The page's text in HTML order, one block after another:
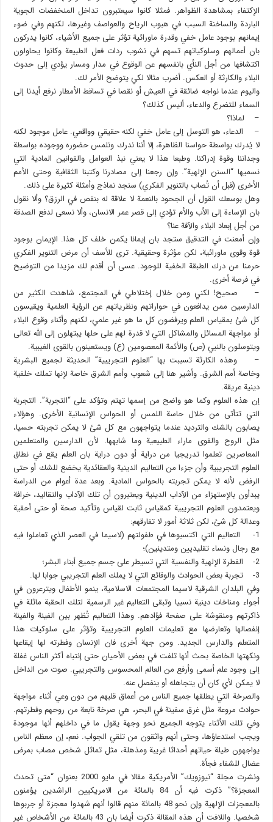
الإكتفاء بمشاهدة الظواهر. فمثلا كانوا سيعتبرون تداخل المنخفضات الجوية
الباردة والساخنة السبب في هبوب الرياح والعواصف وغيرها، لكنهم وفي ضوء
إيمانهم بوجود عامل خفي وقدرة ماورائية تؤثر على جميع الأشياء، كانوا يدركون
بان أعمالهم وسلوكياتهم تسهم في نشوب ردات فعل الطبيعة وكانوا يحاولون
اكتشافها من أجل النأي بانفسهم عن الوقوع في مدار ومسار يؤدي إلى حدوث
البلاء والكارثة أو العكس. أضرب مثالا لكي يتوضح الأمر لك.
واليوم عندما نواجه ضائقة في العيش أو نقصا في تساقط الأمطار نرفع أيدنا إلى
السماء للتضرع والدعاء، أليس كذلك؟
– لماذا؟
– الدعاء، هو التوسل إلى عامل خفي لكنه حقيقي وواقعي. عامل موجود لكنه
لا يُدرك بواسطة حواسنا الظاهرة، إلا أننا ندرك ونلمس حضوره ووجوده بواسطة
وجداننا وقوة إدراكنا. وطبعا هذا لا يعني نبذ العوامل والقوانين المادية التي
نسميها “السنن الإلهية”. وإن رجعنا إلى مصادرنا وكتبنا الثقافية وحتى الأمم
الأخرى (قبل أن تُصاب بالتنوير الفكري) سنجد نماذج وأمثلة كثيرة على ذلك.
وهل بوسعك القول أن الجحود بالنعمة لا علاقة له بنقص في الرزق؟ وألا نقول
بان الإساءة إلى الأب والأم تؤدي إلى قصر عمر الانسان، وألا نسعى لدفع الصدقة
من أجل إبعاد البلاء والآفة عنا؟
وإن أمعنت في التدقيق ستجد بان إيمانا يكمن خلف كل هذا. الإيمان بوجود
قوة وقوى ماورائية، لكن مؤثرة وحقيقية. ترى للأسف أن مرض التنوير الفكري
حرمنا من درك الطبقة الخفية للوجود. عسى أن أقدم لك مزيدا من التوضيح
في فرصة أخرى.
– صحيح! لكني ومن خلال إختلاطي في المجتمع، شاهدت الكثير من
الدارسين ممن يدافعون في حواراتهم ونظرياتهم عن الرؤية العلمية ويقيسون
كل شئ بمقياس العلم ويرفضون كل ما هو غير علمي، لكنهم وأثناء وقوع البلاء
أو مواجهة المسائل والمشاكل التي لا قدرة لهم على حلها يبتهلون إلى الله تعالى
ويتوسلون بالنبي (ص) والأئمة المعصومين (ع) ويستعينون بالقوى الغيبية.
– وهذه الكارثة تسببت بها “العلوم التجريبية” الحديثة لجميع البشرية
وخاصة أمم الشرق. وأشير هنا إلى شعوب وأمم الشرق خاصة لإنها تملك خلفية
دينية عريقة.
إن هذه العلوم وكما هو واضح من إسمها تهتم وتؤكد على “التجربة”. التجربة
التي تتأتى من خلال حاسة اللمس أو الحواس الإنسانية الأخرى. وهؤلاء
يصابون بالشك والترديد عندما يتواجهون مع كل شئ لا يمكن تجربته حسيا،
مثل الروح والقوى ماراء الطبيعية وما شابهها. لأن الدارسين والمتعلمين
المعاصرين تعلموا تدريجيا من دراية أو دون دراية بان العلم يقع في نطاق
العلوم التجريبية وأن جزءا من التعاليم الدينية والعقائدية يخضع للشك أو حتى
الرفض لأنه لا يمكن تجربته بالحواس المادية. وبعد عدة أعوام من الدراسة
يبدأون بالإستهزاء من الآداب الدينية ويعتبرون أن تلك الآداب والتقاليد، خرافة
ويعتمدون العلوم التجريبية كمقياس ثابت لقياس وتأكيد صحة أو حتى أحقية
وعدالة كل شئ، لكن ثلاثة أمور لا تفارقهم:
1- التعاليم التي اكتسبوها في طفولتهم (لاسيما في العصر الذي تعاملوا فيه
مع رجال ونساء تقليديين ومتدينين)؛
2- الفطرة الإلهية والنفسية التي تسيطر على جسم جميع أبناء البشر؛
3- تجربة بعض الحوادث والوقائع التي لا يملك العلم التجريبي جوابا لها.
وفي البلدان الشرقية لاسيما المجتمعات الاسلامية، ينمو الأطفال ويترعرون في
أجواء ومناخات دينية نسبيا وتبقى التعاليم غير الرسمية لتلك الحقبة ماثلة في
ذاكرتهم ومنقوشة على صفحة فؤادهم. وهذا التعاليم تُظهر بين الفينة والفينة
إنفصالها وتعارضها مع تعليمات العلوم التجريبية وتؤثر على سلوكيات هذا
المتعلم والدارس الجديد. ومن جهة أخرى فان الإنسان وفطرته لها إيقاعها
ونكهتها الخاصة بحث أنها تلفت في بعض الأحيان حتى إنتباه أكثر الناس غفلة
إلى وجود علم أسمى وأرفع من العالم المحسوس والتجريبي. صوت من الداخل
لا يمكن لأي كان أن يتجاهله أو ينفصل عنه.
والصرخة التي يطلقها جميع الناس من أعماق قلبهم من دون وعي أثناء مواجهة
حوادث مروعة مثل غرق سفينة في البحر، هي صرخة نابعة من روحهم وفطرتهم.
وفي تلك الأثناء يتوجه الجميع نحو وجهة يقول ما في داخلهم أنها موجودة
ويجب استدعاؤها، وحتى أنهم واثقون من تلقي الجواب. نعم، إن معظم الناس
يواجهون طيلة حياتهم أحداثا غريبة ومذهلة، مثل تماثل شخص مصاب بمرض
عضال للشفاء فجأة.
ونشرت مجلة “نيوزويك” الأمريكية مقالا في مايو 2000 بعنوان “متى تحدث
المعجزة؟” ذكرت فيه أن 84 بالمائة من الامريكيين الراشدين يؤمنون
بالمعجزات الإلهية وإن نحو 48 بالمائة منهم قالوا أنهم شهدوا معجزة أو جربوها
شخصيا. واللافت أن هذه المقالة ذكرت أيضا بان 43 بالمائة من الأشخاص غير